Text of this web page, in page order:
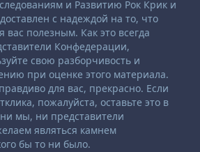
и Развитию Рок Крик и
с надеждой на то, что
вас полезным. Как это всегда
Конфедерации,
свою разборчивость и
при оценке этого материала.
для вас, прекрасно. Если
пожалуйста, оставьте это в
мы, ни представители
являться камнем
бы то ни было.